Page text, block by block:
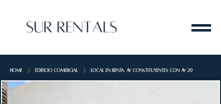
Home Edificio Comercial Local en renta. Av constituyentes con Av 20